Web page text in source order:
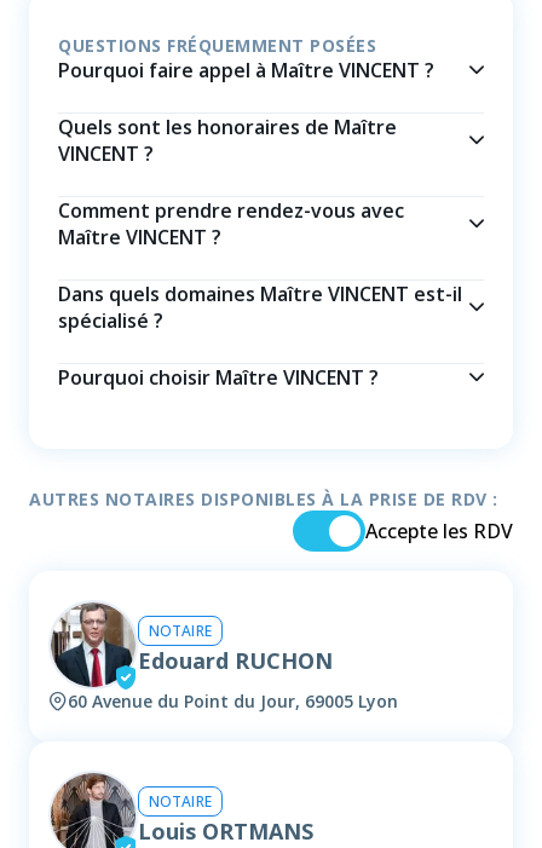
QUESTIONS FRÉQUEMMENT POSÉES
Pourquoi faire appel à Maître VINCENT ?
Quels sont les honoraires de Maître
VINCENT ?
Comment prendre rendez-vous avec
Maître VINCENT ?
Dans quels domaines Maître VINCENT est-il
spécialisé ?
Pourquoi choisir Maître VINCENT ?
AUTRES NOTAIRES DISPONIBLES À LA PRISE DE RDV :
Accepte les RDV
NOTAIRE
Edouard RUCHON
60 Avenue du Point du Jour, 69005 Lyon
NOTAIRE
Louis ORTMANS